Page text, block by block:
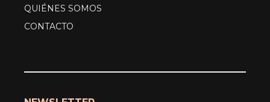
QUIÉNES SOMOS
CONTACTO